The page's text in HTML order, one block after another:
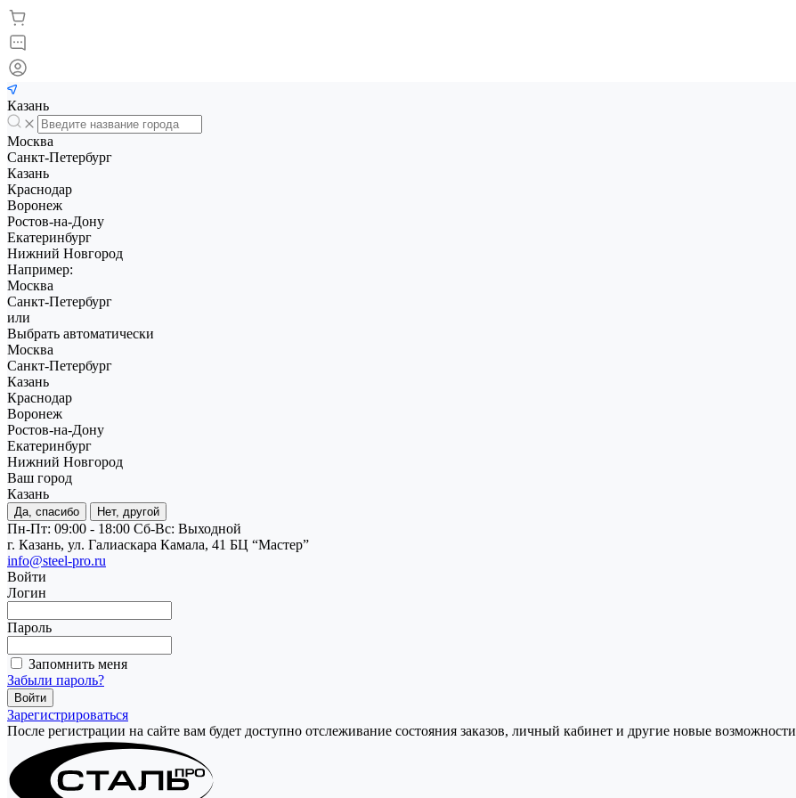
Казань
Москва
Санкт-Петербург
Казань
Краснодар
Воронеж
Ростов-на-Дону
Екатеринбург
Нижний Новгород
Например:
Москва
Санкт-Петербург
или
Выбрать автоматически
Москва
Санкт-Петербург
Казань
Краснодар
Воронеж
Ростов-на-Дону
Екатеринбург
Нижний Новгород
Ваш город
Казань
Да, спасибо Нет, другой
Пн-Пт: 09:00 - 18:00 Cб-Вс: Выходной
г. Казань, ул. Галиаскара Камала, 41 БЦ “Мастер”
info@steel-pro.ru
Войти
Логин
Пароль
Запомнить меня
Забыли пароль?
Зарегистрироваться
После регистрации на сайте вам будет доступно отслеживание состояния заказов, личный кабинет и другие новые возможности